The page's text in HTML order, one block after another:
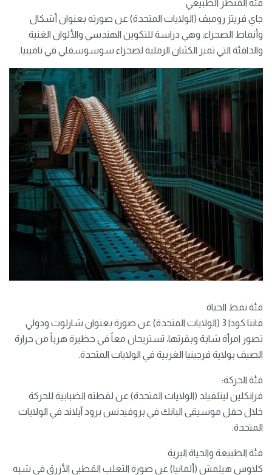
فئة المنظر الطبيعي
جاي فريتز رومبف (الولايات المتحدة) عن صورته بعنوان أشكال
وأنماط الصحراء، وهي دراسة للتكوين الهندسي والألوان الغنية
والدافئة التي تميز الكثبان الرملية لصحراء سوسوسفلي في ناميبيا.
فئة نمط الحياة
فانتا كودا 3 (الولايات المتحدة) عن صورة بعنوان شارلوت ودولي
تصور امرأة شابة وبقرتها، تستريحان معاً في حظيرة هرباً من حرارة
الصيف بولاية فرجينيا الغربية في الولايات المتحدة.
فئة الحركة:
فرانكلين ليتلفيلد (الولايات المتحدة) عن لقطته الضبابية للحركة
خلال حفل موسيقى البانك في بروفيدنس برود آيلاند في الولايات
المتحدة.
فئة الطبيعة والحياة البرية
كلاوس هيلمش (ألمانيا) عن صورة الثعلب القطبي الأزرق في شبه